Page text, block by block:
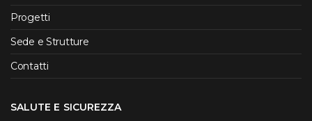
Progetti
Sede e Strutture
Contatti
SALUTE E SICUREZZA